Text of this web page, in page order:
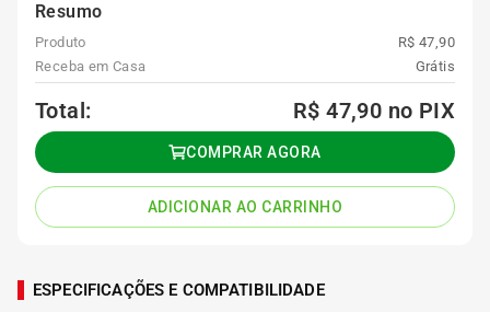
Resumo
Produto
R$ 47,90
Receba em Casa
Grátis
Total: R$ 47,90 no PIX
COMPRAR AGORA
ADICIONAR AO CARRINHO
ESPECIFICAÇÕES E COMPATIBILIDADE